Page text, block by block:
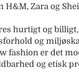
H&M, Zara og
hurtigt og
og
fashion er det
og etisk